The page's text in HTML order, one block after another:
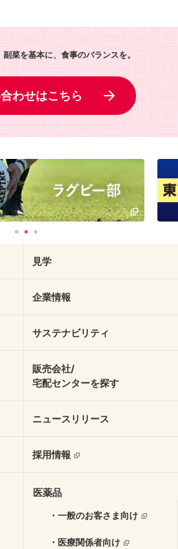
菜を基本に、食事のバランスを。
わせはこちら
見学
企業情報
サステナビリティ
販売会社/
宅配センターを探す
ニュースリリース
採用情報
医薬品
・一般のお客さま向け
・医療関係者向け